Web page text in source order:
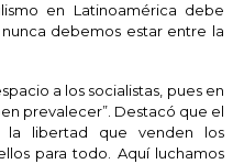
en Latinoamérica debe
debemos estar entre la
a los socialistas, pues en
prevalecer”. Destacó que el
libertad que venden los
para todo. Aquí luchamos